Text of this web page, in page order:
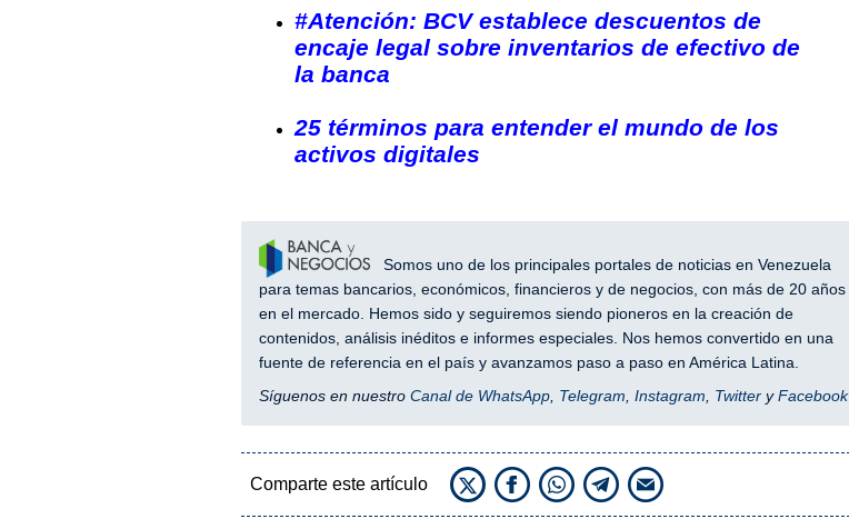
#Atención: BCV establece descuentos de
encaje legal sobre inventarios de efectivo de
la banca
25 términos para entender el mundo de los
activos digitales
Somos uno de los principales portales de noticias en Venezuela
para temas bancarios, económicos, financieros y de negocios, con más de 20 años
en el mercado. Hemos sido y seguiremos siendo pioneros en la creación de
contenidos, análisis inéditos e informes especiales. Nos hemos convertido en una
fuente de referencia en el país y avanzamos paso a paso en América Latina.
Síguenos en nuestro Canal de WhatsApp, Telegram, Instagram, TwitteryFacebook
Comparte este artículo